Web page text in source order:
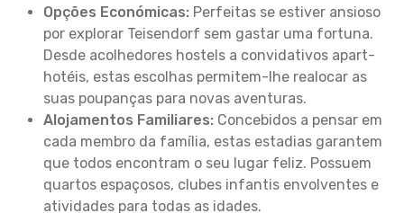
Opções Económicas: Perfeitas se estiver ansioso
por explorar Teisendorf sem gastar uma fortuna.
Desde acolhedores hostels a convidativos apart-
hotéis, estas escolhas permitem-lhe realocar as
suas poupanças para novas aventuras.
Alojamentos Familiares: Concebidos a pensar em
cada membro da família, estas estadias garantem
que todos encontram o seu lugar feliz. Possuem
quartos espaçosos, clubes infantis envolventes e
atividades para todas as idades.